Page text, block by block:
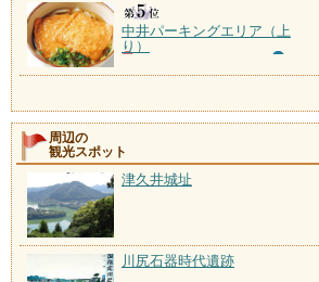
中井パーキングエリア（上
り）
周辺の
観光スポット
津久井城址
川尻石器時代遺跡